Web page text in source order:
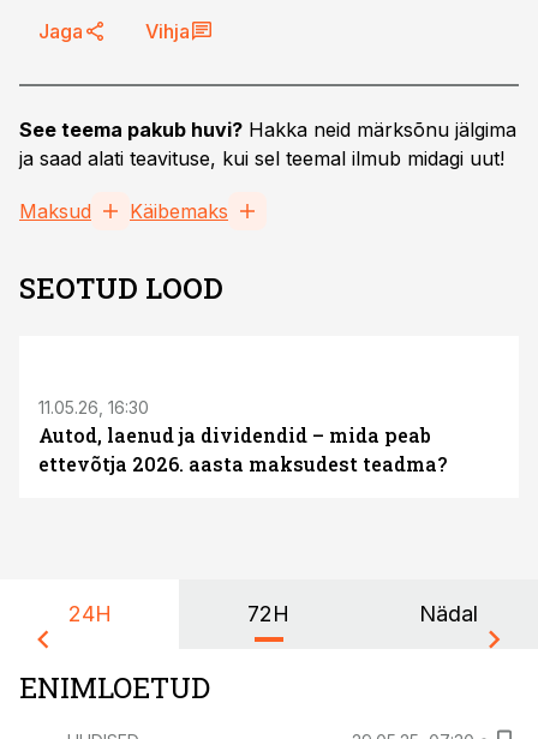
Jaga Vihja
See teema pakub huvi? Hakka neid märksõnu jälgima
ja saad alati teavituse, kui sel teemal ilmub midagi uut!
Maksud Käibemaks
SEOTUD LOOD
11.05.26, 16:30
Autod, laenud ja dividendid – mida peab
ettevõtja 2026. aasta maksudest teadma?
24H 72H Nädal
ENIMLOETUD